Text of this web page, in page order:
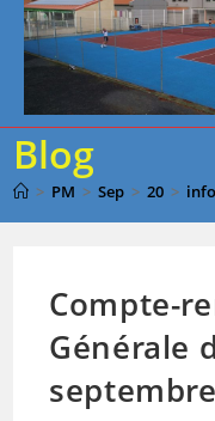
Blog
> PM > Sep > 20 >
Compte-
Générale